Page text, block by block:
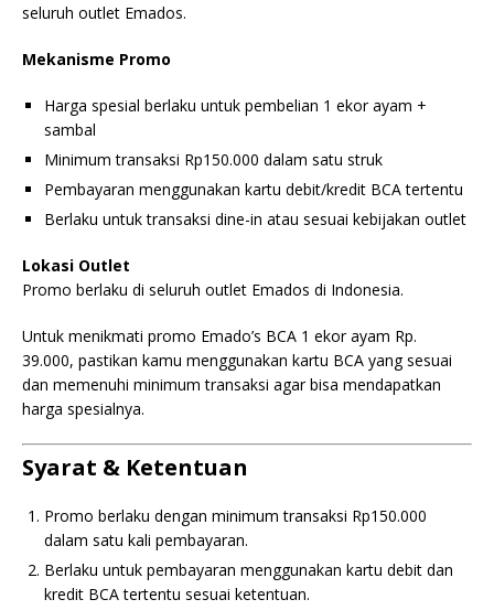
seluruh outlet Emados.
Mekanisme Promo
Harga spesial berlaku untuk pembelian 1 ekor ayam +
sambal
Minimum transaksi Rp150.000 dalam satu struk
Pembayaran menggunakan kartu debit/kredit BCA tertentu
Berlaku untuk transaksi dine-in atau sesuai kebijakan outlet
Lokasi Outlet
Promo berlaku di seluruh outlet Emados di Indonesia.
Untuk menikmati promo Emado’s BCA 1 ekor ayam Rp.
39.000, pastikan kamu menggunakan kartu BCA yang sesuai
dan memenuhi minimum transaksi agar bisa mendapatkan
harga spesialnya.
Syarat & Ketentuan
Promo berlaku dengan minimum transaksi Rp150.000
dalam satu kali pembayaran.
Berlaku untuk pembayaran menggunakan kartu debit dan
kredit BCA tertentu sesuai ketentuan.